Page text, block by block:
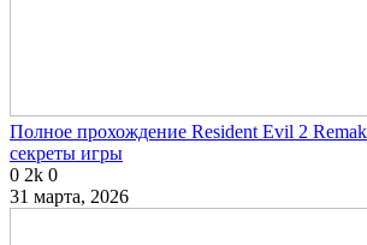
Полное прохождение Resident Evil 2
секреты игры
0 2k 0
31 марта, 2026